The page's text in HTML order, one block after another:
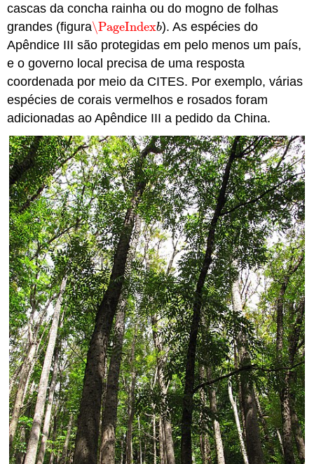
cascas da concha rainha ou do mogno de folhas
grandes (figura\PageIndexb
\PageIndexb). As espécies do
Apêndice III são protegidas em pelo menos um país,
e o governo local precisa de uma resposta
coordenada por meio da CITES. Por exemplo, várias
espécies de corais vermelhos e rosados foram
adicionadas ao Apêndice III a pedido da China.